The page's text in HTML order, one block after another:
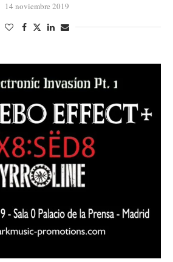
14 noviembre 2019